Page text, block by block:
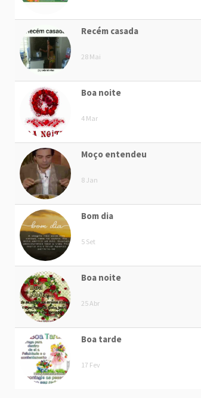
Recém casada
28 Mai
Boa noite
4 Mar
Moço entendeu
8 Jan
Bom dia
5 Set
Boa noite
25 Abr
Boa tarde
17 Fev